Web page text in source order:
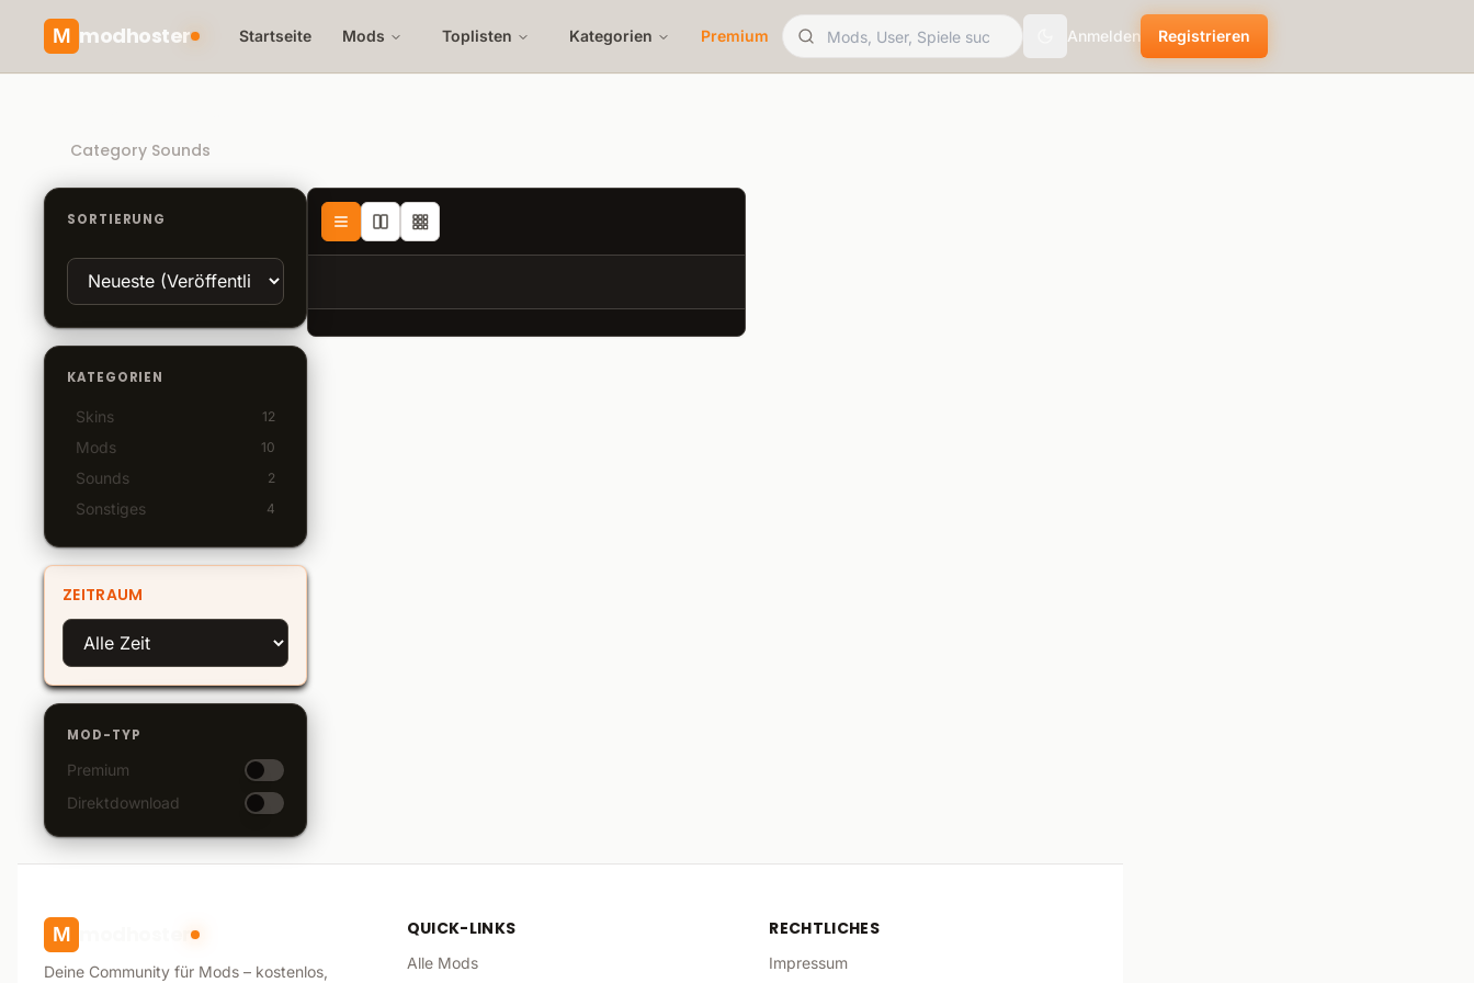
M modhoster Startseite Mods Toplisten Kategorien Premium Toggle theme
Anmelden Registrieren
Category Sounds
SORTIERUNG
KATEGORIEN
Skins 12
Mods 10
Sounds 2
Sonstiges 4
ZEITRAUM
MOD-TYP
Premium
Direktdownload
M
Deine Community für Mods – kostenlos,
QUICK-LINKS
Alle Mods
RECHTLICHES
Impressum